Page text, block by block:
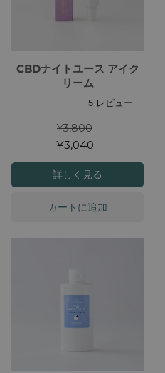
CBDナイトユース アイク
リーム
¥3,040
¥3,800
詳しく見る
カートに追加